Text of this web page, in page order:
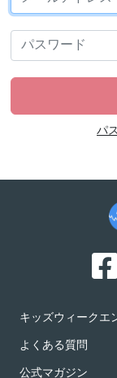
パ
キッズウィークエ
よくある質問
公式マガジン